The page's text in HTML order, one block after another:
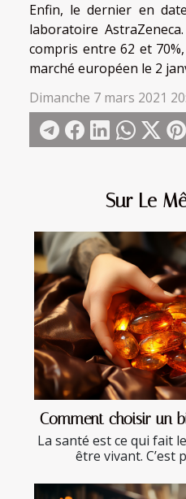
Sur Le
Comment choisir un
La santé est ce qui fait
être vivant. C’est
Enfin, le dernier en
laboratoire
compris entre 62 et
marché européen le 2
Dimanche 7 mars 2021